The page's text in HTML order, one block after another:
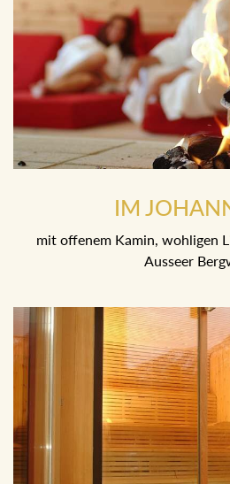
IM
Ausseer